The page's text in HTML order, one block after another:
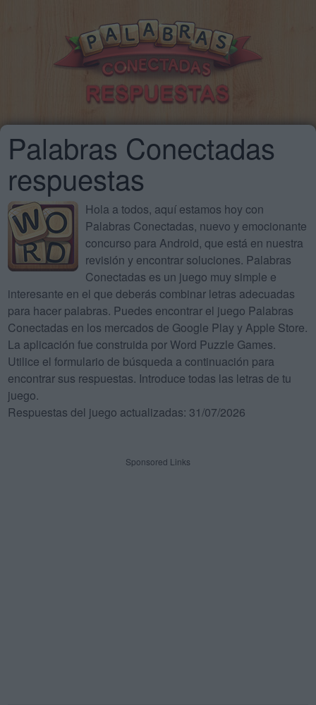
Palabras Conectadas
respuestas
Hola a todos, aquí estamos hoy con
Palabras Conectadas, nuevo y emocionante
concurso para Android, que está en nuestra
revisión y encontrar soluciones. Palabras
Conectadas es un juego muy simple e
interesante en el que deberás combinar letras adecuadas
para hacer palabras. Puedes encontrar el juego Palabras
Conectadas en los mercados de Google Play y Apple Store.
La aplicación fue construida por Word Puzzle Games.
Utilice el formulario de búsqueda a continuación para
encontrar sus respuestas. Introduce todas las letras de tu
juego.
Respuestas del juego actualizadas: 31/07/2026
Sponsored Links